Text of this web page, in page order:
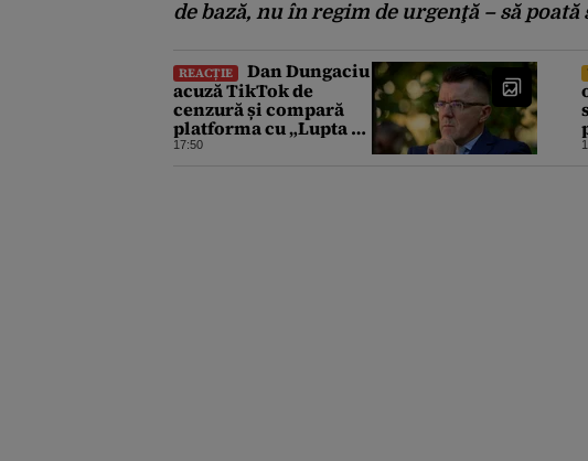
de bază, nu în regim de urgenţă – să
REACȚIE
Dan Dungaciu
acuză TikTok de
cenzură și compară
platforma cu „Lupta de
clasă” din comunism:
17:50